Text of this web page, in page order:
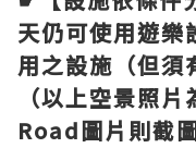
天仍可使用遊樂
用之設施（但須
（以上空景照
Road圖片則截